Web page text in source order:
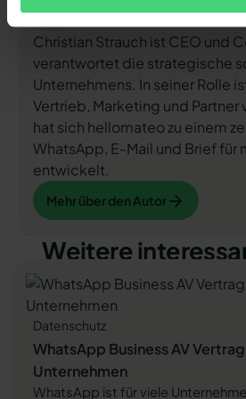
Christian Strauch ist CEO und
verantwortet die strategische
Unternehmens. In seiner Rolle
Vertrieb, Marketing und
hat sich hellomateo zu einem
WhatsApp, E-Mail und Brief
entwickelt.
Mehr über den Autor
Mehr über den Autor
Weitere
Datenschutz
WhatsApp Business AV
Unternehmen
WhatsApp ist für viele